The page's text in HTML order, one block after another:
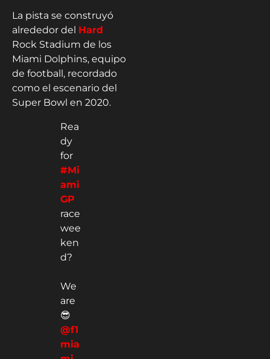
La pista se construyó
alrededor del Hard
Rock Stadium de los
Miami Dolphins, equipo
de football, recordado
como el escenario del
Super Bowl en 2020.
Rea
dy
for
#Mi
ami
GP
race
wee
ken
d?
We
are
😎
@f1
mia